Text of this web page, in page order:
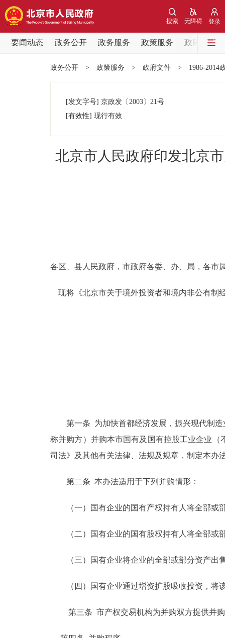
登录
无障碍
搜索
要闻动态 政务公开 政务服务 政策服务
政民互动
党中央精神
参与调查
ESPAÑOL
政务公开 > 政策服务 > 政府文件 > 1986-2014
[发文字号] 京政发 〔2003〕 21号
[有效性] 现行有效
北京市人民政府印发北京
各区、县人民政府，市政府各委、办、局，各市
现将《北京市关于境外投资者和境内非公有制
第一条 为加快首都经济发展，振兴现代制造
称并购方）并购本市国有及国有控股工业企业
司法》及其他有关法律、法规及规章，制定本办
第二条 本办法适用于下列并购情形：
（一）国有企业的国有产权持有人将全部或
（二）国有企业的国有股权持有人将全部或
（三）国有企业将企业的全部或部分资产出售
（四）国有企业通过增资扩股吸收投资，将
第三条 市产权交易机构为并购双方提供并购